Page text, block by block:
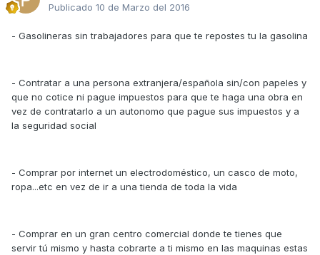
Publicado 10 de Marzo del 2016
- Gasolineras sin trabajadores para que te repostes tu la gasolina
- Contratar a una persona extranjera/española sin/con papeles y
que no cotice ni pague impuestos para que te haga una obra en
vez de contratarlo a un autonomo que pague sus impuestos y a
la seguridad social
- Comprar por internet un electrodoméstico, un casco de moto,
ropa...etc en vez de ir a una tienda de toda la vida
- Comprar en un gran centro comercial donde te tienes que
servir tú mismo y hasta cobrarte a ti mismo en las maquinas estas